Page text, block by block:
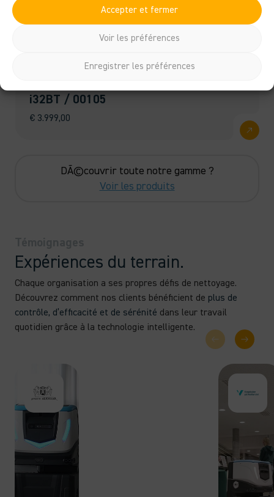
Accepter et fermer
Voir les préférences
Enregistrer les préférences
i32BT / 00105
€ 3.999,00
DÃ©couvrir toute notre gamme ?
Voir les produits
Expériences du terrain.
Chaque organisation a ses propres défis de nettoyage.
Découvrez comment nos clients bénéficient de plus de
contrôle, d’efficacité et de sérénité dans leur travail
quotidien grâce à la technologie intelligente.